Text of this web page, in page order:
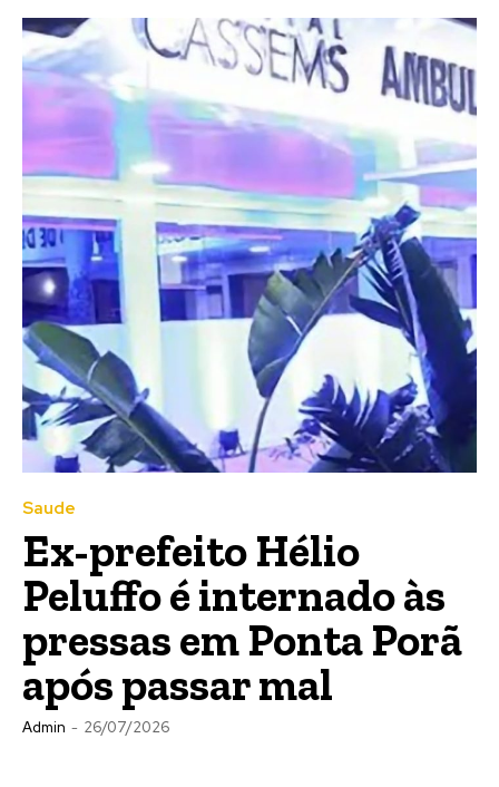
Saude
Ex-prefeito Hélio
Peluffo é internado às
pressas em Ponta Porã
após passar mal
Admin - 26/07/2026